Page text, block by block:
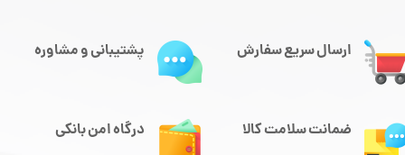
ارسال سریع سفارش
درگاه امن بانکی
پشتیبانی و مشاوره
ضمانت سلامت کالا